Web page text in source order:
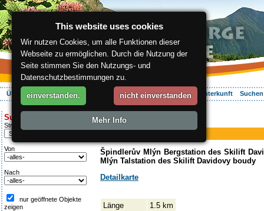
Über die Region Aktiv Erleben Entspannung Ihr Urlaub Unterkunft
Suche:
Streckentipp
Von
Nach
nur geöffnete Objekte
zeigen
ergis.cz>Aktiv Erleben> Davidovky
Piste
Davidovky
Špindlerův Mlýn Bergstation des Skilift
Mlýn Talstation des Skilift Davidovy boudy
Detailkarte
Länge
1.5 km
This website uses cookies
Wir nutzen Cookies, um alle Funktionen dieser
Webseite zu ermöglichen. Durch die Nutzung der
Seite stimmen Sie den Nutzungs- und
Datenschutzbestimmungen zu.
einverstanden. nicht einverstanden
Mehr Info